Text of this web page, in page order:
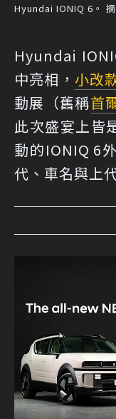
Hyundai IONIQ 6。
Hyundai
中亮相， 小改
動展（舊稱首
此次盛宴上皆
動的IONIQ 6
代、車名與上